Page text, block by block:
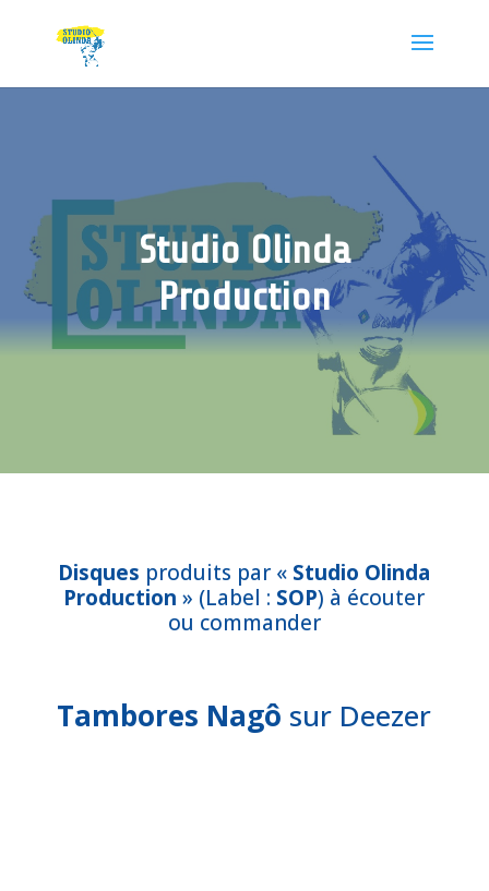
Studio Olinda
Production
Disques produits par « Studio Olinda
Production » (Label : SOP) à écouter
ou commander
Tambores Nagô sur Deezer